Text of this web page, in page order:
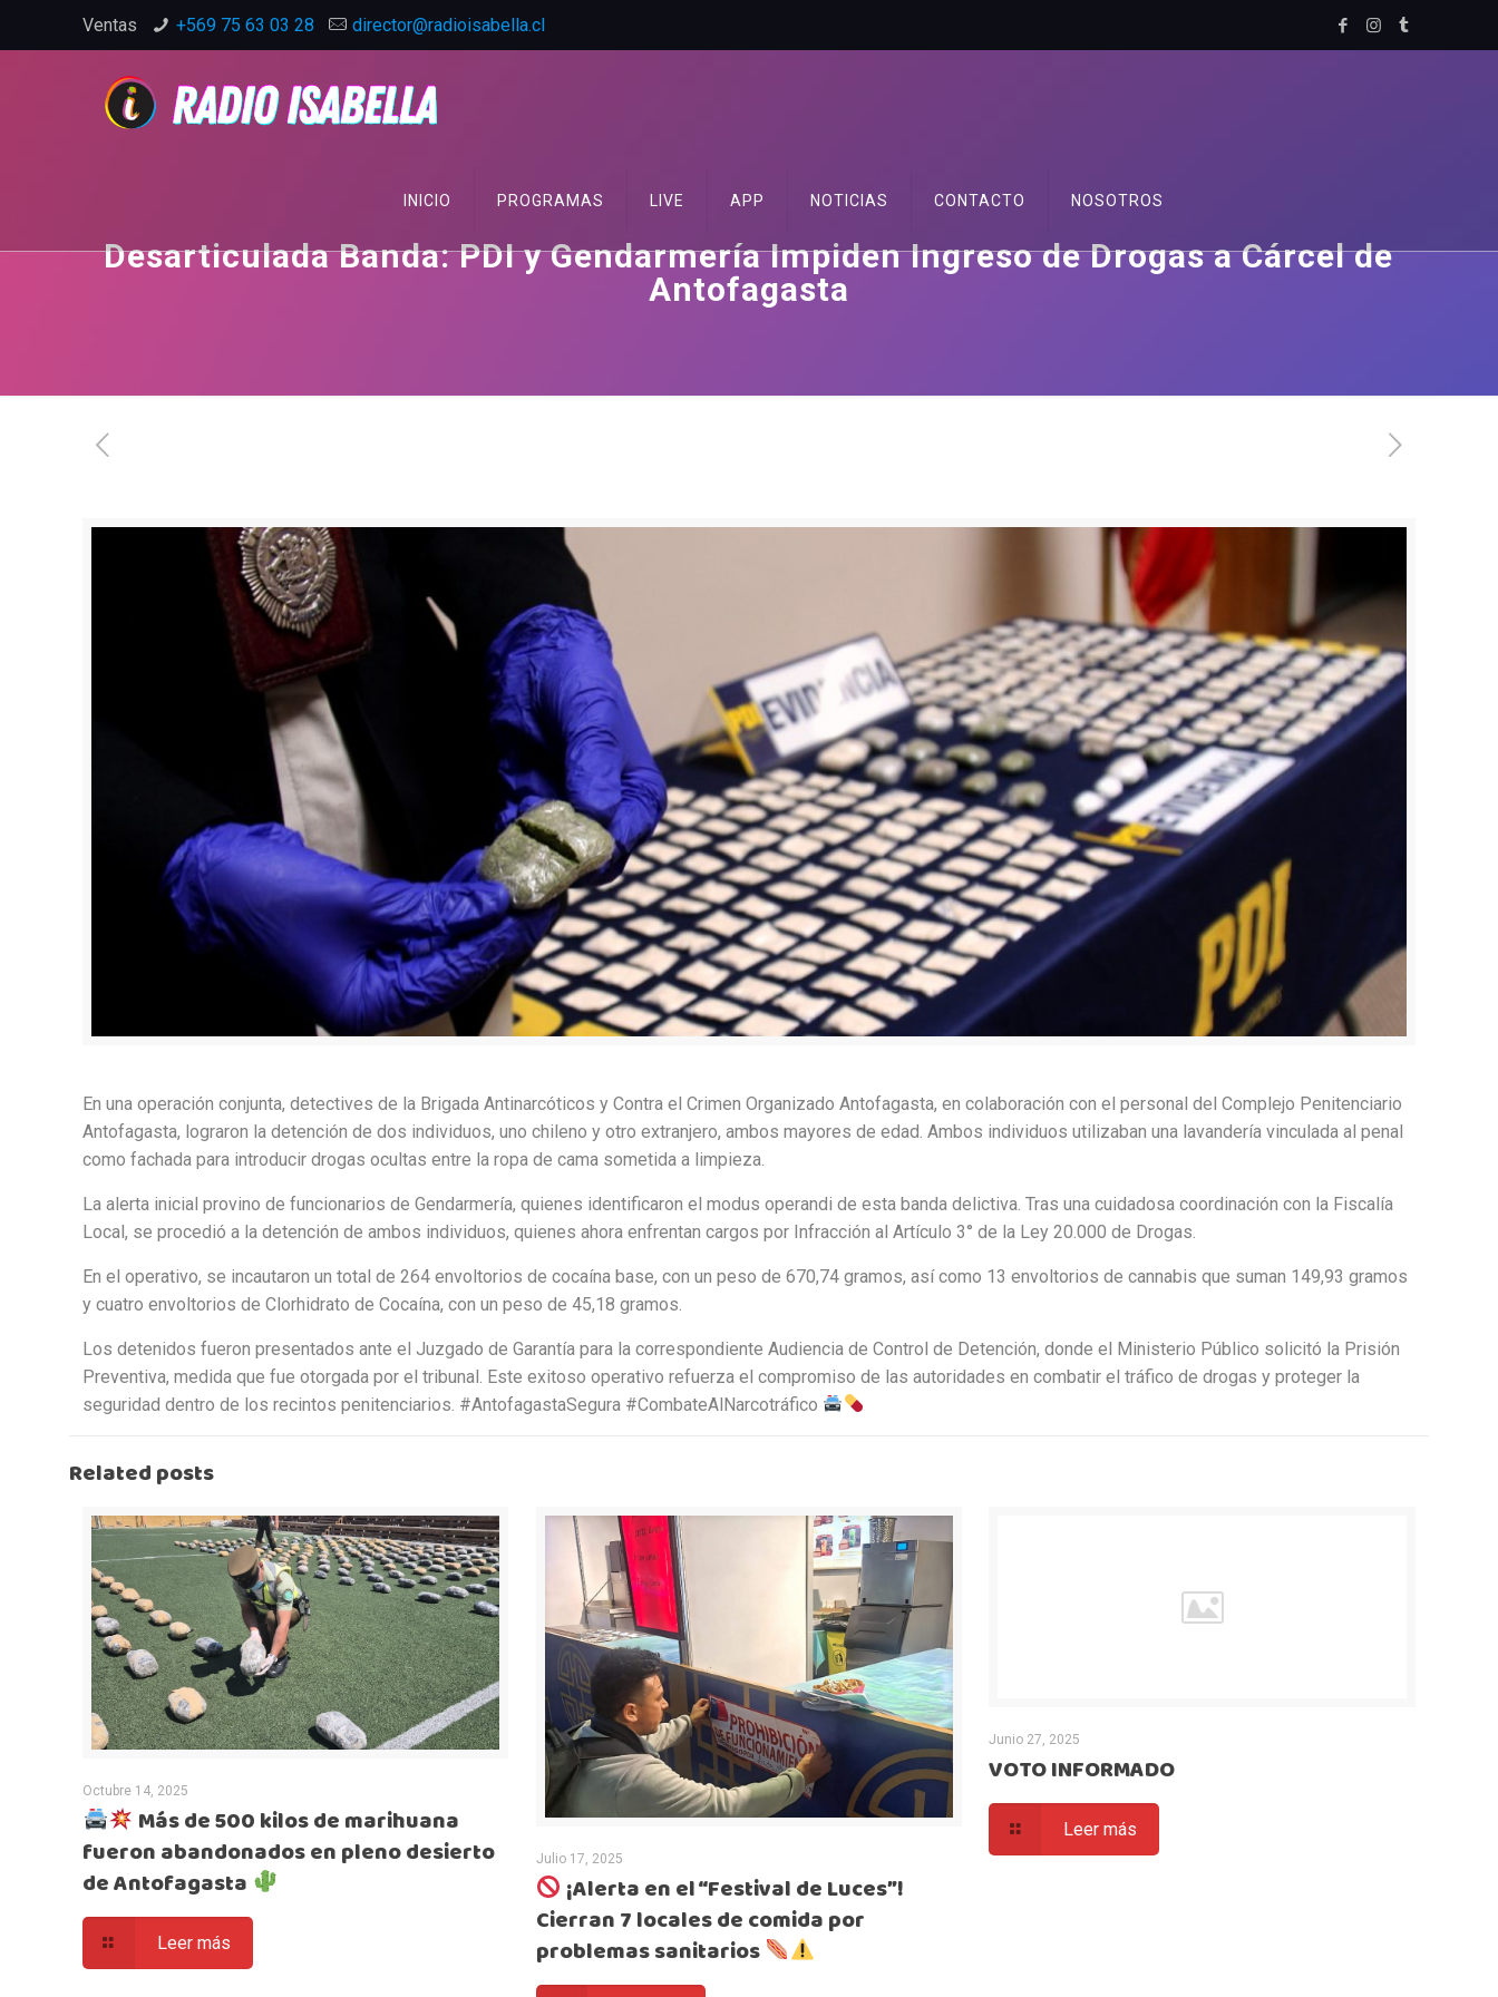
Ventas +569 75 63 03 28 director@radioisabella.cl
INICIO PROGRAMAS LIVE APP NOTICIAS CONTACTO NOSOTROS
Desarticulada Banda: PDI y Gendarmería Impiden Ingreso de Drogas a Cárcel de
Antofagasta
En una operación conjunta, detectives de la Brigada Antinarcóticos y Contra el Crimen Organizado Antofagasta, en colaboración con el personal del Complejo Penitenciario
Antofagasta, lograron la detención de dos individuos, uno chileno y otro extranjero, ambos mayores de edad. Ambos individuos utilizaban una lavandería vinculada al penal
como fachada para introducir drogas ocultas entre la ropa de cama sometida a limpieza.
La alerta inicial provino de funcionarios de Gendarmería, quienes identificaron el modus operandi de esta banda delictiva. Tras una cuidadosa coordinación con la Fiscalía
Local, se procedió a la detención de ambos individuos, quienes ahora enfrentan cargos por Infracción al Artículo 3° de la Ley 20.000 de Drogas.
En el operativo, se incautaron un total de 264 envoltorios de cocaína base, con un peso de 670,74 gramos, así como 13 envoltorios de cannabis que suman 149,93 gramos
y cuatro envoltorios de Clorhidrato de Cocaína, con un peso de 45,18 gramos.
Los detenidos fueron presentados ante el Juzgado de Garantía para la correspondiente Audiencia de Control de Detención, donde el Ministerio Público solicitó la Prisión
Preventiva, medida que fue otorgada por el tribunal. Este exitoso operativo refuerza el compromiso de las autoridades en combatir el tráfico de drogas y proteger la
seguridad dentro de los recintos penitenciarios. #AntofagastaSegura #CombateAlNarcotráfico
Related posts
Octubre 14, 2025
Más de 500 kilos de marihuana
fueron abandonados en pleno desierto
de Antofagasta
Leer más
Julio 17, 2025
¡Alerta en el “Festival de Luces”!
Cierran 7 locales de comida por
problemas sanitarios
Junio 27, 2025
VOTO INFORMADO
Leer más